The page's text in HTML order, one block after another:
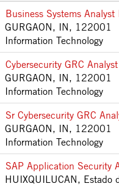
Business Systems Analyst
GURGAON, IN, 122001
Information Technology
Cybersecurity GRC Analyst
GURGAON, IN, 122001
Information Technology
Sr Cybersecurity GRC
GURGAON, IN, 122001
Information Technology
SAP Application Security
HUIXQUILUCAN, Estado